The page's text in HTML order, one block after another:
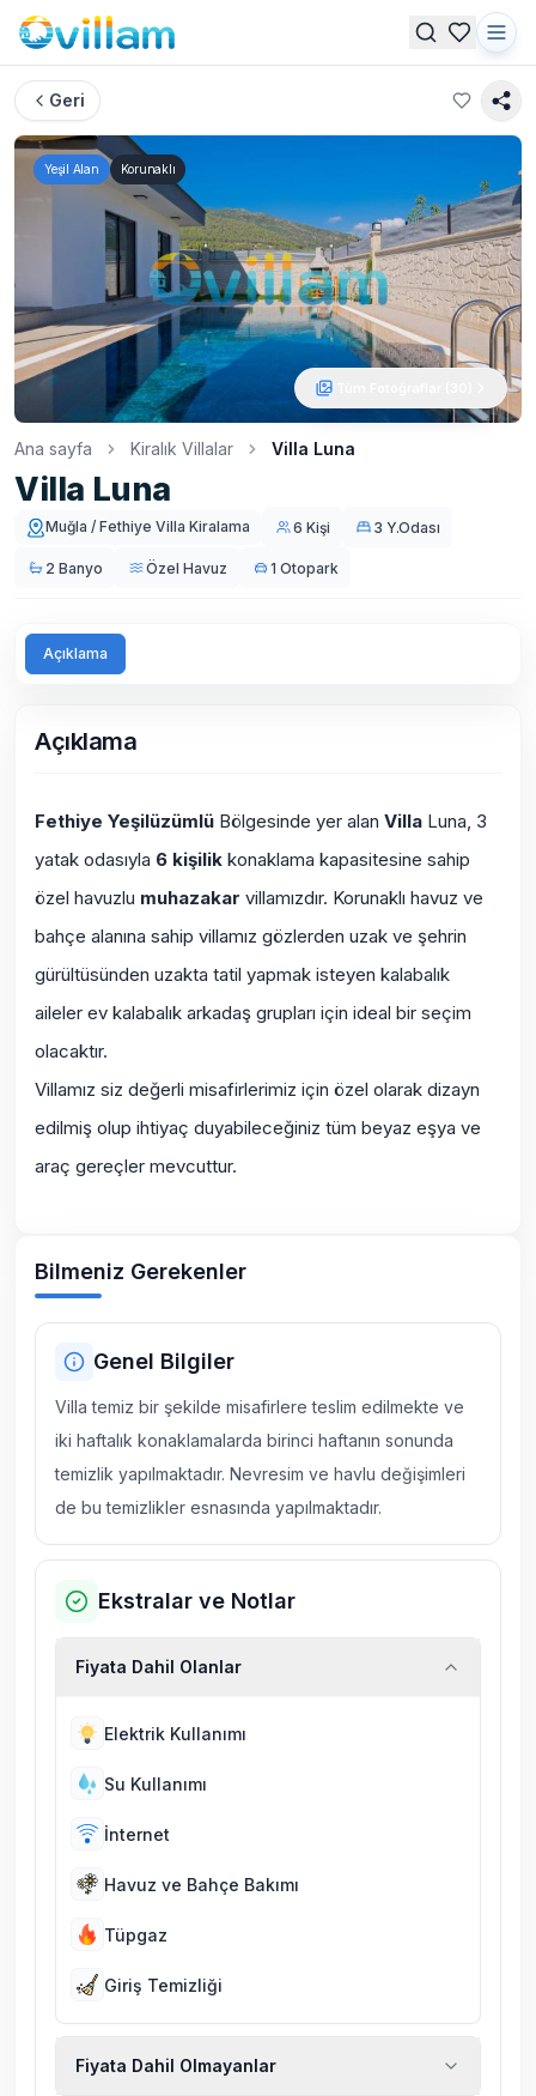
Geri
Yeşil Alan Korunaklı
Ana sayfa Kiralık Villalar Villa Luna
Villa Luna
Muğla / Fethiye Villa Kiralama 6 Kişi 3 Y.Odası
2 Banyo Özel Havuz 1 Otopark
Açıklama
Açıklama
Fethiye Yeşilüzümlü Bölgesinde yer alan Villa Luna, 3
yatak odasıyla 6 kişilik konaklama kapasitesine sahip
özel havuzlu muhazakar villamızdır. Korunaklı havuz ve
bahçe alanına sahip villamız gözlerden uzak ve şehrin
gürültüsünden uzakta tatil yapmak isteyen kalabalık
aileler ev kalabalık arkadaş grupları için ideal bir seçim
olacaktır.
Villamız siz değerli misafirlerimiz için özel olarak dizayn
edilmiş olup ihtiyaç duyabileceğiniz tüm beyaz eşya ve
araç gereçler mevcuttur.
Bilmeniz Gerekenler
Genel Bilgiler
Villa temiz bir şekilde misafirlere teslim edilmekte ve
iki haftalık konaklamalarda birinci haftanın sonunda
temizlik yapılmaktadır. Nevresim ve havlu değişimleri
de bu temizlikler esnasında yapılmaktadır.
Ekstralar ve Notlar
Fiyata Dahil Olanlar
Elektrik Kullanımı
Su Kullanımı
İnternet
Havuz ve Bahçe Bakımı
Tüpgaz
Giriş Temizliği
Fiyata Dahil Olmayanlar